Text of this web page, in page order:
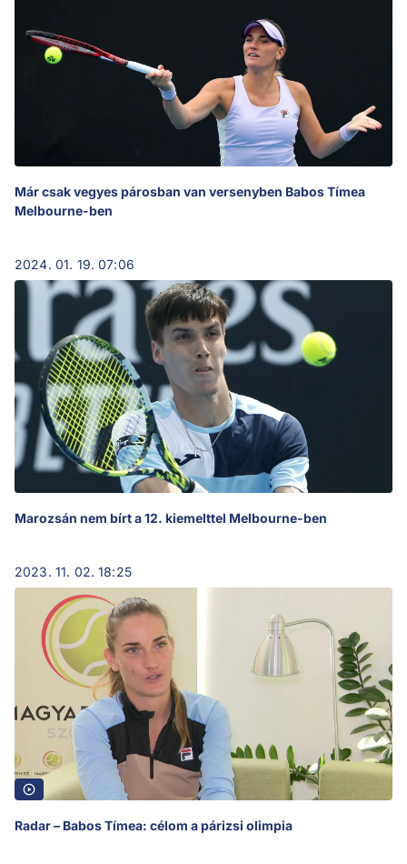
Már csak vegyes párosban van versenyben Babos Tímea
Melbourne-ben
2024. 01. 19. 07:06
Marozsán nem bírt a 12. kiemelttel Melbourne-ben
2023. 11. 02. 18:25
Radar – Babos Tímea: célom a párizsi olimpia